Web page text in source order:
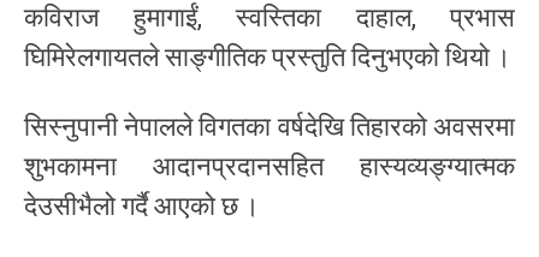
कविराज हुमागाईं, स्वस्तिका दाहाल, प्रभास
घिमिरेलगायतले साङ्गीतिक प्रस्तुति दिनुभएको थियो ।
सिस्नुपानी नेपालले विगतका वर्षदेखि तिहारको अवसरमा
शुभकामना आदानप्रदानसहित हास्यव्यङ्ग्यात्मक
देउसीभैलो गर्दै आएको छ ।